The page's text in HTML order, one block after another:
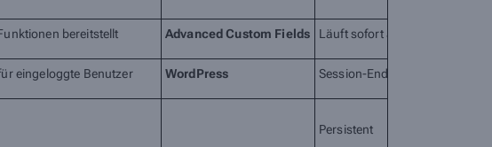
bereitstellt Advanced Custom Fields Läuft sofort ab
eingeloggte Benutzer WordPress Session-Ende
Persistent